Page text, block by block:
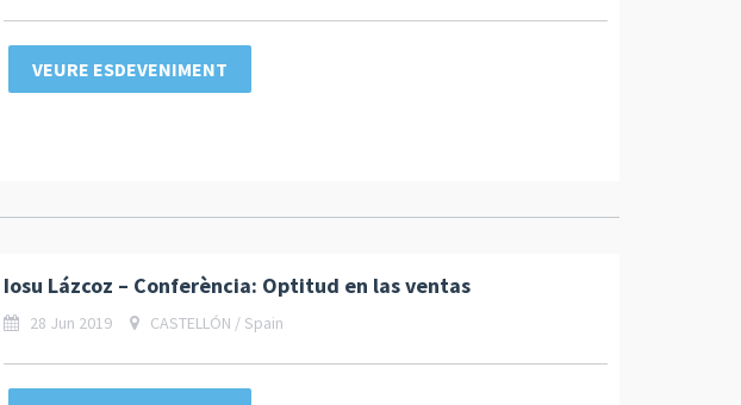
VEURE ESDEVENIMENT
Iosu Lázcoz – Conferència: Optitud en las ventas
28 Jun 2019 CASTELLÓN / Spain